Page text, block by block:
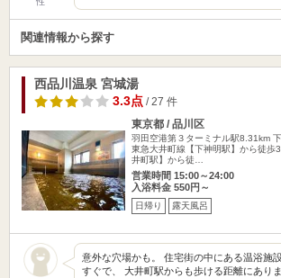
関連情報から探す
西品川温泉 宮城湯
3.3点/ 27 件
東京都 / 品川区
羽田空港第３ターミナル駅8.31km
東急大井町線【下神明駅】から徒歩
井町駅】から徒…
営業時間 15:00～24:00
入浴料金 550円～
日帰り 露天風呂
意外な穴場かも。 住宅街の中にある温浴施
すぐで、 大井町駅からも歩ける距離にあり